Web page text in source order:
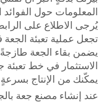
الاتصال
موقع RU
المعلومات حول الفوائد
يُرجى الاطلاع على
تجعل عملية تعبئة
يضمن بقاء الجعة طازجةً
الاستثمار في خط
يمكّنك من الإنتاج
عند إنشاء مصنع جعة